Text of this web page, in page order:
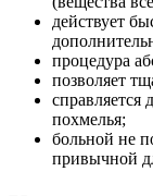
действует
процедура
позволяет
похмелья;
больной не
привычной